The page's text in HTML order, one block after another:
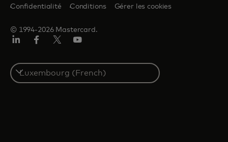
© 1994-2026 Mastercard.
Confidentialité Conditions Gérer les cookies
Select
a
country